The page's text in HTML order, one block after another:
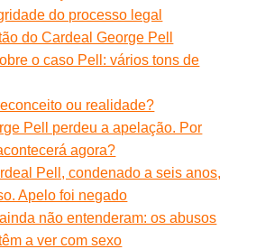
do processo legal
do Cardeal George Pell
o caso Pell: vários tons de
ou realidade?
Pell perdeu a apelação. Por
agora?
Pell, condenado a seis anos,
Apelo foi negado
não entenderam: os abusos
a ver com sexo